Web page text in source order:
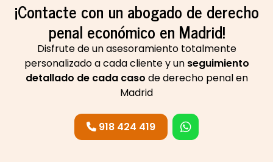
¡Contacte con un abogado de derecho
penal económico en Madrid!
Disfrute de un asesoramiento totalmente
personalizado a cada cliente y un seguimiento
detallado de cada caso de derecho penal en
Madrid
918 424 419